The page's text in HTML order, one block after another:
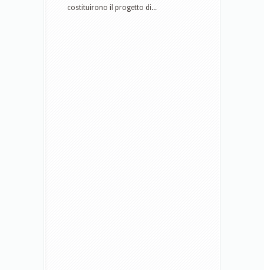
costituirono il progetto di...